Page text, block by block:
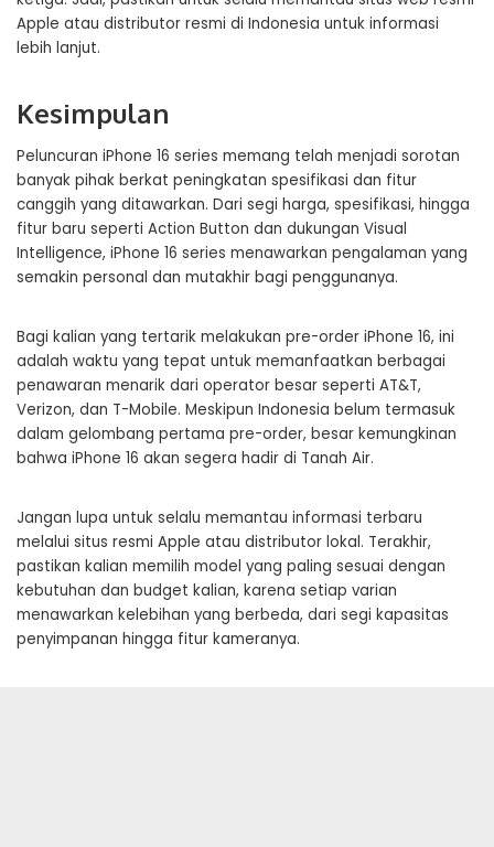
Apple atau distributor resmi di Indonesia untuk informasi
lebih lanjut.
Kesimpulan
Peluncuran iPhone 16 series memang telah menjadi sorotan
banyak pihak berkat peningkatan spesifikasi dan fitur
canggih yang ditawarkan. Dari segi harga, spesifikasi, hingga
fitur baru seperti Action Button dan dukungan Visual
Intelligence, iPhone 16 series menawarkan pengalaman yang
semakin personal dan mutakhir bagi penggunanya.
Bagi kalian yang tertarik melakukan pre-order iPhone 16, ini
adalah waktu yang tepat untuk memanfaatkan berbagai
penawaran menarik dari operator besar seperti AT&T,
Verizon, dan T-Mobile. Meskipun Indonesia belum termasuk
dalam gelombang pertama pre-order, besar kemungkinan
bahwa iPhone 16 akan segera hadir di Tanah Air.
Jangan lupa untuk selalu memantau informasi terbaru
melalui situs resmi Apple atau distributor lokal. Terakhir,
pastikan kalian memilih model yang paling sesuai dengan
kebutuhan dan budget kalian, karena setiap varian
menawarkan kelebihan yang berbeda, dari segi kapasitas
penyimpanan hingga fitur kameranya.